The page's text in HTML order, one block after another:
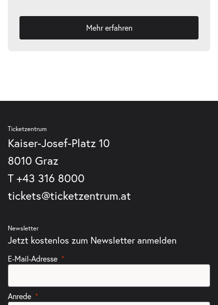
Mehr erfahren
Ticketzentrum
Kaiser-Josef-Platz 10
8010 Graz
T +43 316 8000
tickets@ticketzentrum.at
Newsletter
Jetzt kostenlos zum Newsletter anmelden
E-Mail-Adresse
Anrede